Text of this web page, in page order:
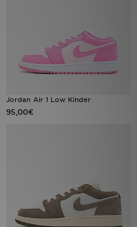
Jordan Air 1 Low Kinder
95,00€